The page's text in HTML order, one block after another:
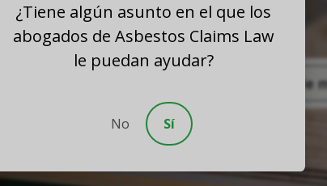
Casi todos los edificios construidos antes
¿Tiene algún asunto en el que los
abogados de Asbestos Claims Law
le puedan ayudar?
No Sí